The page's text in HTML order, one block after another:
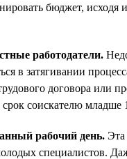
бюджет, исходя
работодатели.
в затягивании
договора или
соискателю младше
рабочий день. Эта
специалистов.